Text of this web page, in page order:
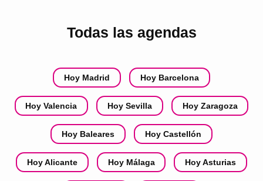
Todas las agendas
Hoy Madrid Hoy Barcelona
Hoy Valencia Hoy Sevilla Hoy Zaragoza
Hoy Baleares Hoy Castellón
Hoy Alicante Hoy Málaga Hoy Asturias